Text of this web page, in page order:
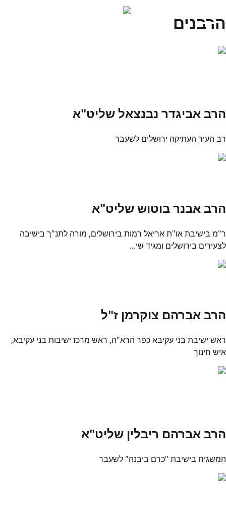
הרבנים
הרב אביגדר נבנצאל שליט"א
רב העיר העתיקה ירושלים לשעבר
הרב אבנר בוטוש שליט"א
ר"מ בישיבת או"ת אריאל רמות בירושלים, מורה לתנ"ך בישיבה
לצעירים בירושלים ומגיד שי...
הרב אברהם צוקרמן ז"ל
ראש ישיבת בני עקיבא כפר הרא"ה, ראש מרכז ישיבות בני עקיבא,
איש חינוך
הרב אברהם ריבלין שליט"א
המשגיח בישיבת "כרם ביבנה" לשעבר